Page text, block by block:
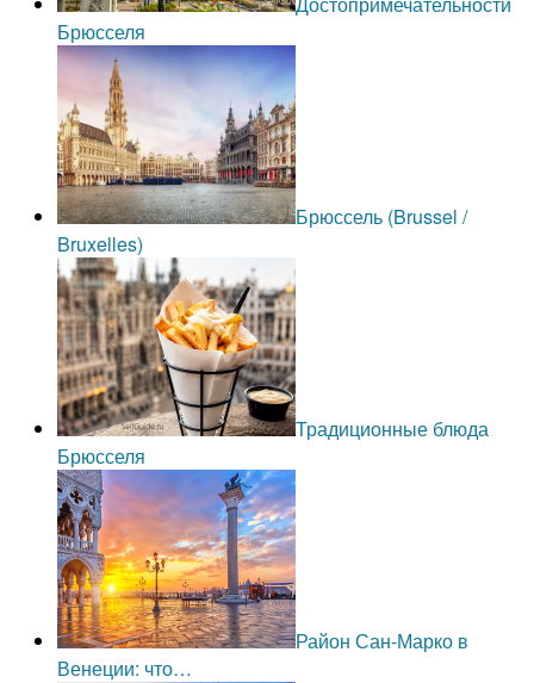
Брюсселя
Брюссель (Brussel /
Bruxelles)
Традиционные блюда
Брюсселя
Район Сан-Марко в
Венеции: что…